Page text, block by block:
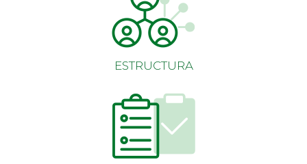
ESTRUCTURA